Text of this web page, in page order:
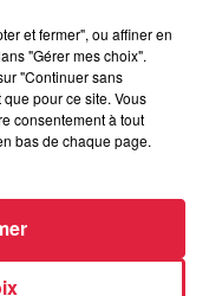
: rencontre
rouges
et fermer", ou affiner en
"Gérer mes choix".
"Continuer sans
pour ce site. Vous
consentement à tout
bas de chaque page.